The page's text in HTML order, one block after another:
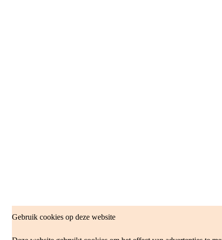
Gebruik cookies op deze website